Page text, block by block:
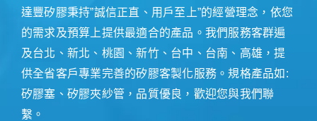
達豐矽膠秉持”誠信正直、用戶至上”的經營理念，依您
的需求及預算上提供最適合的產品。我們服務客群遍
及台北、新北、桃園、新竹、台中、台南、高雄，提
供全省客戶專業完善的矽膠客製化服務。規格產品如:
矽膠塞、矽膠夾紗管，品質優良，歡迎您與我們聯
繫。